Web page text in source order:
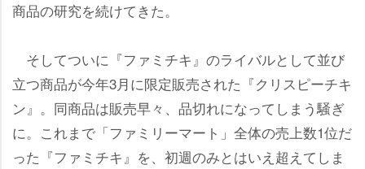
商品の研究を続けてきた。
そしてついに『ファミチキ』のライバルとして並び
立つ商品が今年3月に限定販売された『クリスピーチキ
ン』。同商品は販売早々、品切れになってしまう騒ぎ
に。これまで「ファミリーマート」全体の売上数1位だ
った『ファミチキ』を、初週のみとはいえ超えてしま